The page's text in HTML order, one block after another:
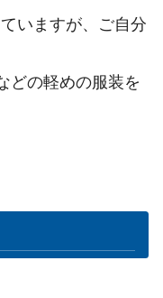
いますが、ご自分
どの軽めの服装を